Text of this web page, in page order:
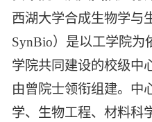
西湖大学合成生物学与
SynBio）是以工学院为
学院共同建设的校级中
由曾院士领衔组建。中
学、生物工程、材料科